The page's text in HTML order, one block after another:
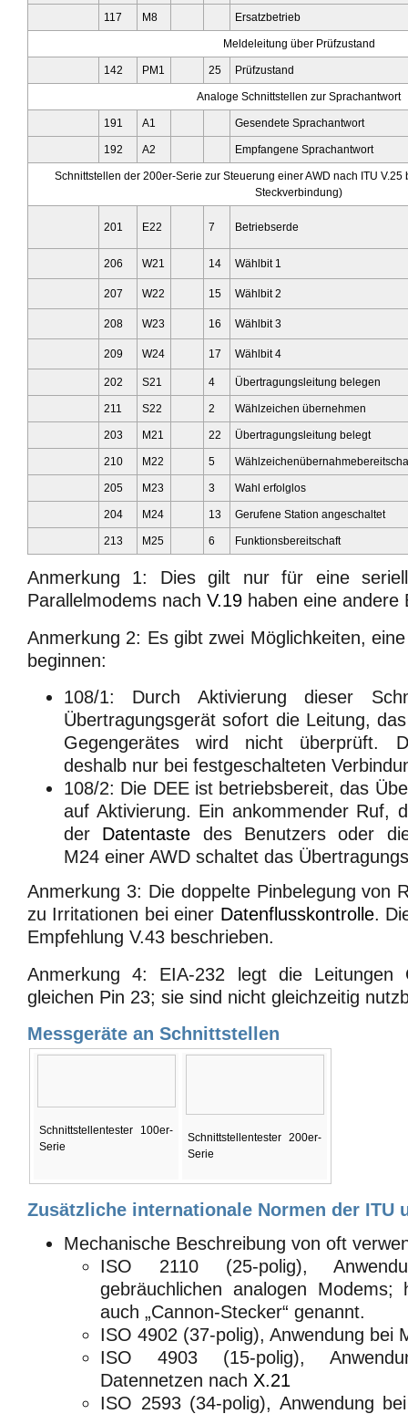
117 M8 Ersatzbetrieb
Meldeleitung über Prüfzustand
142 PM1 25 Prüfzustand
Analoge Schnittstellen zur Sprachantwort
191 A1 Gesendete Sprachantwort
192 A2 Empfangene Sprachantwort
Schnittstellen der 200er-Serie zur Steuerung einer AWD nach ITU V.25
Steckverbindung)
201 E22 7 Betriebserde
206 W21 14 Wählbit 1
207 W22 15 Wählbit 2
208 W23 16 Wählbit 3
209 W24 17 Wählbit 4
202 S21 4 Übertragungsleitung belegen
211 S22 2 Wählzeichen übernehmen
203 M21 22 Übertragungsleitung belegt
210 M22 5
205 M23 3 Wahl erfolglos
204 M24 13 Gerufene Station angeschaltet
213 M25 6 Funktionsbereitschaft
Anmerkung 1: Dies gilt nur für eine
Parallelmodems nach V.19 haben eine andere
Anmerkung 2: Es gibt zwei Möglichkeiten,
beginnen:
108/1: Durch Aktivierung dieser
Übertragungsgerät sofort die Leitung,
Gegengerätes wird nicht überprüft.
deshalb nur bei festgeschalteten
108/2: Die DEE ist betriebsbereit, das
auf Aktivierung. Ein ankommender Ruf,
der Datentaste des Benutzers oder
M24 einer AWD schaltet das
Anmerkung 3: Die doppelte Pinbelegung von
zu Irritationen bei einer Datenflusskontrolle.
Empfehlung V.43 beschrieben.
Anmerkung 4: EIA-232 legt die
gleichen Pin 23; sie sind nicht gleichzeitig
Messgeräte an Schnittstellen
Schnittstellentester 100er-
Serie
Schnittstellentester 200er-
Serie
Zusätzliche internationale Normen der ITU
Mechanische Beschreibung von oft
ISO 2110 (25-polig),
gebräuchlichen analogen Modems;
auch „Cannon-Stecker“ genannt.
ISO 4902 (37-polig), Anwendung bei
ISO 4903 (15-polig),
Datennetzen nach X.21
ISO 2593 (34-polig), Anwendung